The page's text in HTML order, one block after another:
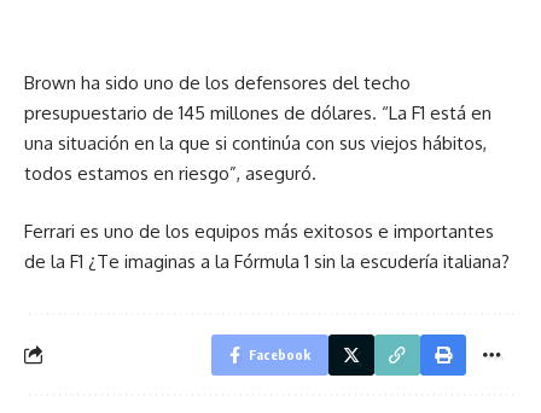
Brown ha sido uno de los defensores del techo
presupuestario de 145 millones de dólares. “La F1 está en
una situación en la que si continúa con sus viejos hábitos,
todos estamos en riesgo”, aseguró.
Ferrari es uno de los equipos más exitosos e importantes
de la F1 ¿Te imaginas a la Fórmula 1 sin la escudería italiana?
Facebook